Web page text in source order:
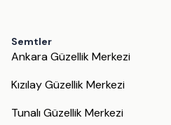
Semtler
Ankara Güzellik Merkezi
Kızılay Güzellik Merkezi
Tunalı Güzellik Merkezi